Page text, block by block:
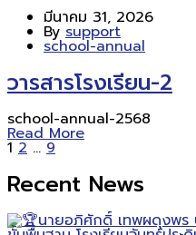
มีนาคม 31, 2026
By support
school-annual
วารสารโรงเรียน-2
school-annual-2568
Read More
1 2 … 9
Recent News